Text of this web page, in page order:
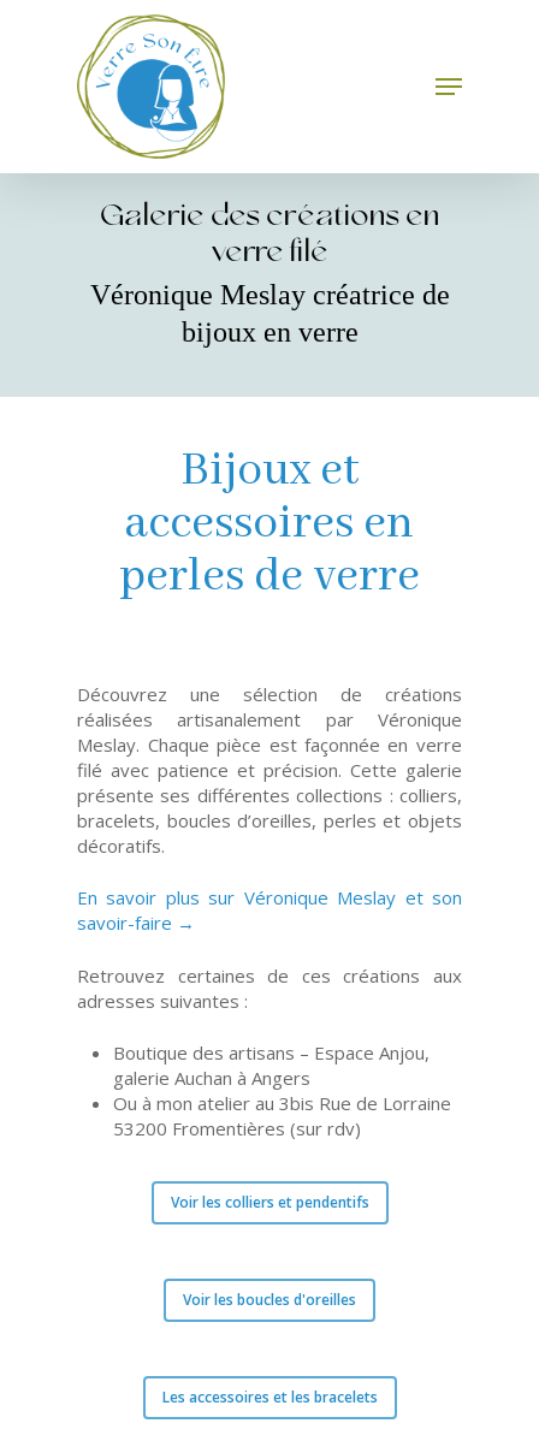
Menu
Galerie des créations en
verre filé
Véronique Meslay créatrice de
bijoux en verre
Bijoux et
accessoires en
perles de verre
Découvrez une sélection de créations
réalisées artisanalement par Véronique
Meslay. Chaque pièce est façonnée en verre
filé avec patience et précision. Cette galerie
présente ses différentes collections : colliers,
bracelets, boucles d’oreilles, perles et objets
décoratifs.
En savoir plus sur Véronique Meslay et son
savoir-faire →
Retrouvez certaines de ces créations aux
adresses suivantes :
Boutique des artisans – Espace Anjou,
galerie Auchan à Angers
Ou à mon atelier au 3bis Rue de Lorraine
53200 Fromentières (sur rdv)
Voir les colliers et pendentifs
Voir les boucles d'oreilles
Les accessoires et les bracelets